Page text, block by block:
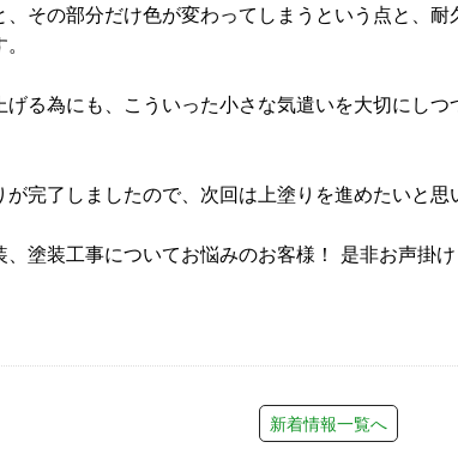
、その部分だけ色が変わってしまうという点と、
げる為にも、こういった小さな気遣いを大切にし
完了しましたので、次回は上塗りを進めたいと思
塗装工事についてお悩みのお客様！ 是非お声掛け
新着情報一覧へ